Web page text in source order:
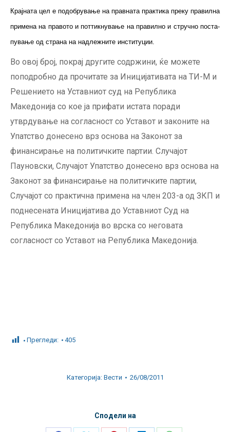
Крај­на­та цел е подобрување на прав­­­ната практика преку пра­вилна
примена на пра­во­­то и поттикнување на пра­­вилно и стручно пос­та­
пу­ва­­ње од страна на над­леж­ните институции.
Во овој број, покрај другите содржини, ќе можете
поподробно да прочитате за Иницијативата на ТИ-М и
Решението на Уставниот суд на Република
Македонија со кое ја прифати истата поради
утврдување на со­гласност со Уставот и законите на
Упатство донесено врз основа на Законот за
финансирање на политичките партии. Случајот
Пауновски, Случајот Упатство донесено врз основа на
Законот за финансирање на политичките партии,
Случајот со практична примена на член 203-а од ЗКП и
поднесената Иницијатива до Уставниот Суд на
Република Македонија во врска со неговата
согласност со Уставот на Република Македонија.
Прегледи: 405
Категорија: Вести 26/08/2011
Сподели на